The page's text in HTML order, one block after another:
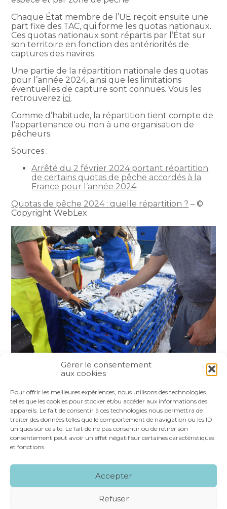
Gérer le consentement
aux cookies
Pour offrir les meilleures expériences, nous utilisons des technologies
telles que les cookies pour stocker et/ou accéder aux informations des
appareils. Le fait de consentir à ces technologies nous permettra de
traiter des données telles que le comportement de navigation ou les ID
uniques sur ce site. Le fait de ne pas consentir ou de retirer son
consentement peut avoir un effet négatif sur certaines caractéristiques
et fonctions.
Accepter
Refuser
Chaque État membre de l’UE reçoit ensuite une
part fixe des TAC, qui forme les quotas nationaux.
Ces quotas nationaux sont répartis par l’État sur
son territoire en fonction des antériorités de
captures des navires.
Une partie de la répartition nationale des quotas
pour l’année 2024, ainsi que les limitations
éventuelles de capture sont connues. Vous les
retrouverezici.
Comme d’habitude, la répartition tient compte de
l’appartenance ou non à une organisation de
pêcheurs.
Sources :
Arrêté du 2 février 2024 portant répartition
de certains quotas de pêche accordés à la
France pour l’année 2024
Quotas de pêche 2024 : quelle répartition ? – ©
Copyright WebLex
FaceBook
TwitterLinkedIn
Footer
NOS SERVICES
NOS SPÉCIALITÉS
RECRUTEMENT CONTACT